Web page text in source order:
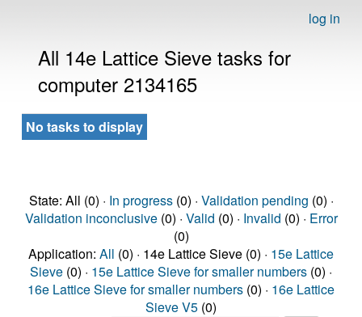
log in
All 14e Lattice Sieve tasks for
computer 2134165
No tasks to display
State: All (0) · In progress(0) · Validation pending (0) ·
Validation inconclusive(0) · Valid (0) · Invalid (0) · Error
(0)
Application: All (0) · 14e Lattice Sieve (0) · 15e Lattice
Sieve (0) · 15e Lattice Sieve for smaller numbers (0) ·
16e Lattice Sieve for smaller numbers (0) · 16e Lattice
Sieve V5 (0)